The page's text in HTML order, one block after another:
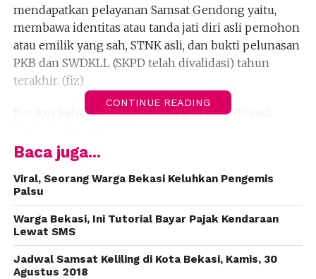
mendapatkan pelayanan Samsat Gendong yaitu,
membawa identitas atau tanda jati diri asli pemohon
atau emilik yang sah, STNK asli, dan bukti pelunasan
PKB dan SWDKLL (SKPD telah divalidasi) tahun
terakhir. (fiz)
Berikut Jadwal Samsat Gendong di Kota Bekasi,
Jam : 09:00 – 12:00 WIB
Lokasi : Blue Plaza, Jalan Chairil Anwar, Kelurahan
Margahayu, Kecamatan Bekasi Timur, Kota Bekasi.
(fiz)
CONTINUE READING
Baca juga...
Viral, Seorang Warga Bekasi Keluhkan Pengemis
Palsu
Warga Bekasi, Ini Tutorial Bayar Pajak Kendaraan
Lewat SMS
Jadwal Samsat Keliling di Kota Bekasi, Kamis, 30
Agustus 2018